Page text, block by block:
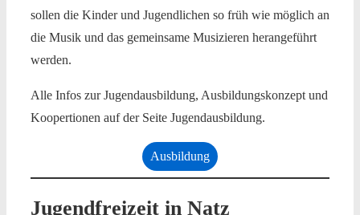
sollen die Kinder und Jugendlichen so früh wie möglich an
die Musik und das gemeinsame Musizieren herangeführt
werden.
Alle Infos zur Jugendausbildung, Ausbildungskonzept und
Koopertionen auf der Seite Jugendausbildung.
Ausbildung
Jugendfreizeit in Natz